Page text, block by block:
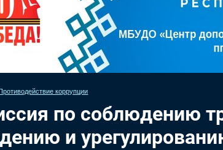
коррупции
по соблюдению
и